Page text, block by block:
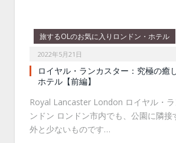
旅するOLのお気に入りロンドン・ホテル
2022年5月21日
ロイヤル・ランカスター：究極の癒
ホテル【前編】
Royal Lancaster London ロイヤル・
ンドン ロンドン市内でも、公園に隣接
外と少ないものです…